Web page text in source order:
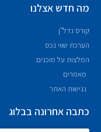
מה חדש אצלנו
קורס נדל"ן
הערכת שווי נכס
המלצות על סוכנים
מאמרים
נגישות האתר
כתבה אחרונה בבלוג